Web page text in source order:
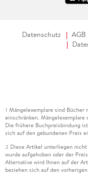
Datenschutz AGB
1 Mängelexemplare sind Bücher
einschränken.
Die frühere Buchpreisbindung
sich auf den gebundenen Preis
2 Diese Artikel unterliegen
wurde aufgehoben oder der
Alternative wird Ihnen auf der
beziehen sich auf den